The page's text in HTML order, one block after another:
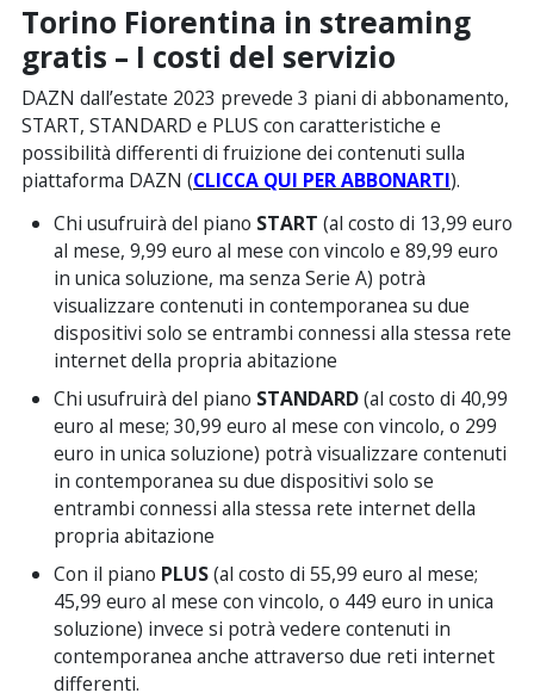
Torino Fiorentina in streaming
gratis – I costi del servizio
DAZN dall’estate 2023 prevede 3 piani di abbonamento,
START, STANDARD e PLUS con caratteristiche e
possibilità differenti di fruizione dei contenuti sulla
piattaforma DAZN (CLICCA QUI PER ABBONARTI).
Chi usufruirà del piano START (al costo di 13,99 euro
al mese, 9,99 euro al mese con vincolo e 89,99 euro
in unica soluzione, ma senza Serie A) potrà
visualizzare contenuti in contemporanea su due
dispositivi solo se entrambi connessi alla stessa rete
internet della propria abitazione
Chi usufruirà del piano STANDARD(al costo di 40,99
euro al mese; 30,99 euro al mese con vincolo, o 299
euro in unica soluzione) potrà visualizzare contenuti
in contemporanea su due dispositivi solo se
entrambi connessi alla stessa rete internet della
propria abitazione
Con il piano PLUS(al costo di 55,99 euro al mese;
45,99 euro al mese con vincolo, o 449 euro in unica
soluzione) invece si potrà vedere contenuti in
contemporanea anche attraverso due reti internet
differenti.